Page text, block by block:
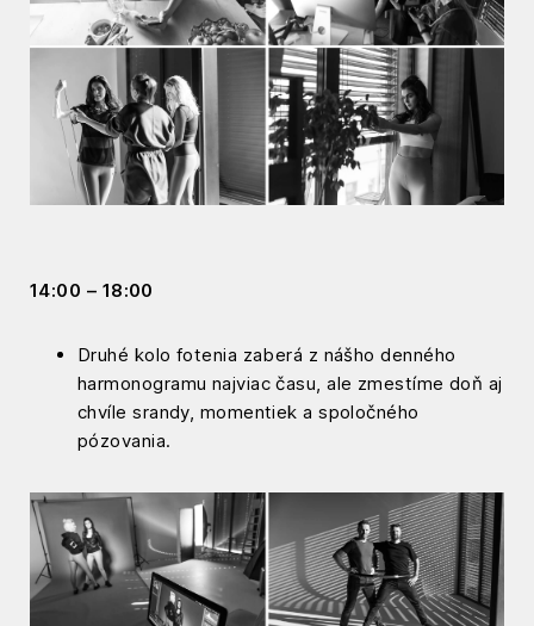
14:00 – 18:00
Druhé kolo fotenia zaberá z nášho denného
harmonogramu najviac času, ale zmestíme doň aj
chvíle srandy, momentiek a spoločného
pózovania.